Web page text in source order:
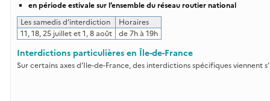
en période estivale sur l’ensemble du réseau routier national
Les samedis d’interdiction
Horaires
11, 18, 25 juillet et 1, 8 août
de 7h à 19h
Interdictions particulières en Île-de-France
Sur certains axes d’Ile-de-France, des interdictions spécifiques